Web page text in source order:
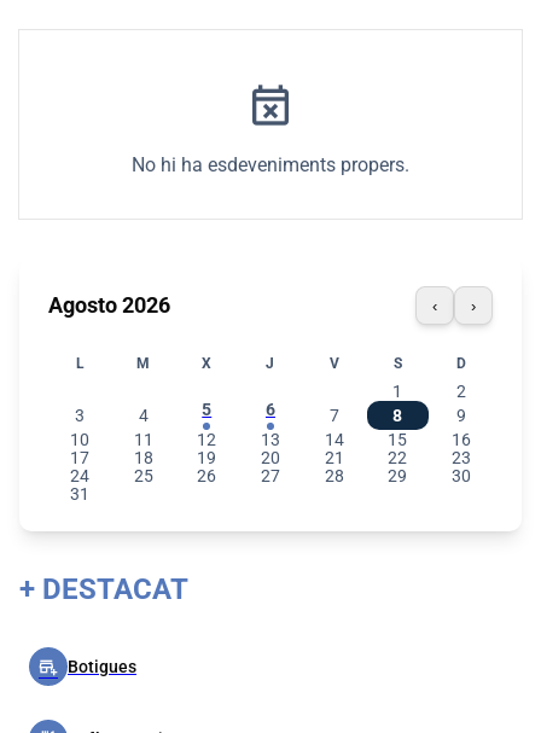
event_busy
No hi ha esdeveniments propers.
Agosto 2026 ‹ ›
L M X J V S D
1
2
3
4 5 6 7 8
9
10
11 12 13 14 15
16
17
18 19 20 21 22
23
24
25 26 27 28 29
30
31
+ DESTACAT
add_business Botigues